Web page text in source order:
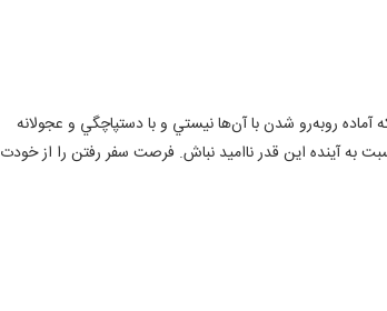
روبه‌رو شدن با آن‌ها نيستي و با دستپاچگي و عجولانه
به آينده اين قدر نا‌اميد نباش. فرصت سفر رفتن را از خودت